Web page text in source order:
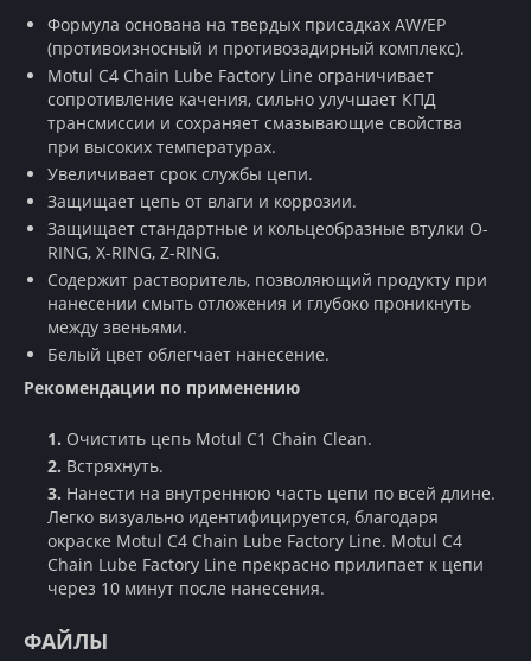
Формула основана на твердых присадках AW/EP
(противоизносный и противозадирный комплекс).
Motul C4 Chain Lube Factory Line ограничивает
сопротивление качения, сильно улучшает КПД
трансмиссии и сохраняет смазывающие свойства
при высоких температурах.
Увеличивает срок службы цепи.
Защищает цепь от влаги и коррозии.
Защищает стандартные и кольцеобразные втулки O-
RING, X-RING, Z-RING.
Содержит растворитель, позволяющий продукту при
нанесении смыть отложения и глубоко проникнуть
между звеньями.
Белый цвет облегчает нанесение.
Рекомендации по применению
Очистить цепь Motul C1 Chain Clean.
Встряхнуть.
Нанести на внутреннюю часть цепи по всей длине.
Легко визуально идентифицируется, благодаря
окраске Motul C4 Chain Lube Factory Line. Motul C4
Chain Lube Factory Line прекрасно прилипает к цепи
через 10 минут после нанесения.
ФАЙЛЫ